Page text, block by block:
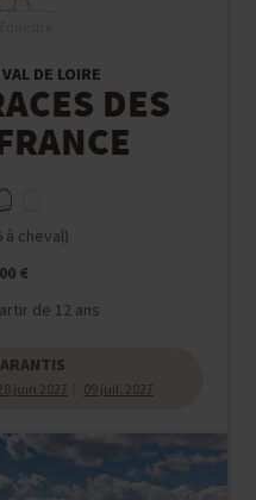
DE LOIRE
DES
à cheval)
€
de 12 ans
juin 2027 09 juil. 2027